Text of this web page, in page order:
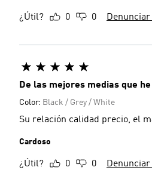
¿Útil? 0 0
De las mejores medias que
Color: Black / Grey / White
Su relación calidad precio, el
Cardoso
¿Útil? 0 0